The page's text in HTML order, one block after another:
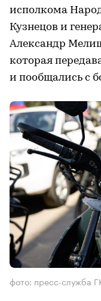
исполкома
Кузнецов и
Александр
которая
и пообщались с
фото: пресс-служба